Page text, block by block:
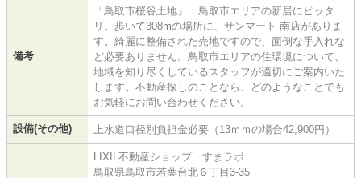
備考
「鳥取市桜谷土地」：鳥取市エリアの新居にピッタ
リ。歩いて308mの場所に、サンマート 南店がありま
す。綺麗に整備された売地ですので、面倒な手入れな
ど必要ありません。鳥取市エリアの住環境について、
地域を知り尽くしているスタッフが適切にご案内いた
します。不動産探しのことなら、どのようなことでも
お気軽にお問い合わせください。
設備(その他) 上水道口径別負担金必要（13ｍｍの場合42,900円）
LIXIL不動産ショップ すまラボ
鳥取県鳥取市若葉台北６丁目3-35